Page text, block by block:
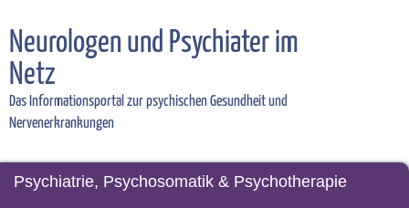
Neurologen und Psychiater im
Netz
Das Informationsportal zur psychischen Gesundheit und
Nervenerkrankungen
Psychiatrie, Psychosomatik & Psychotherapie